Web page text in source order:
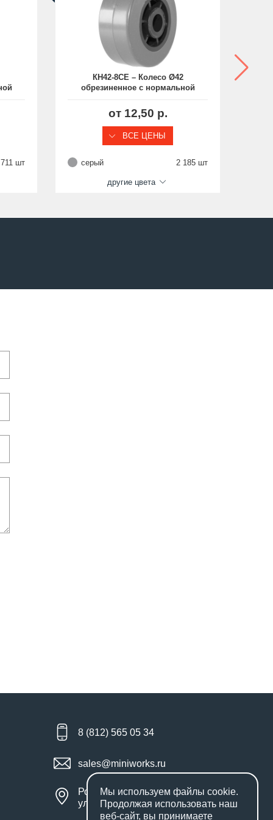
шт
КН42-8СЕ – Колесо Ø42
обрезиненное с нормальной
от 12,50 р.
ВСЕ ЦЕНЫ
серый 2 185 шт
другие цвета
8 (812) 565 05 34
sales@miniworks.ru
Россия, Санкт-Петербург,
улица Маршала Новикова, 28Е
Мы используем файлы cookie.
Продолжая использовать наш
веб-сайт, вы принимаете